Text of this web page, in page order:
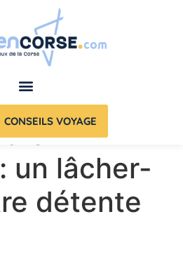
CONSEILS VOYAGE
en
un lâcher-
détente